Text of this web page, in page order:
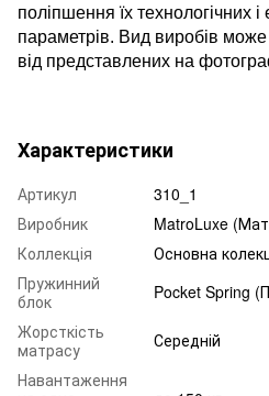
поліпшення їх технологічних і
параметрів. Вид виробів може
від представлених на
Характеристики
Артикул
310_1
Виробник
MatroLuxe
Коллекція
Основна
Пружинний
блок
Pocket Spring
Жорсткість
матрасу
Середній
Навантаження